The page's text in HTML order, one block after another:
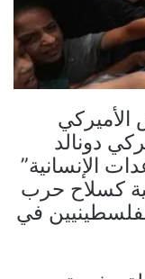
الأميركي
دونالد
الإنسانية”
كسلاح حرب
في